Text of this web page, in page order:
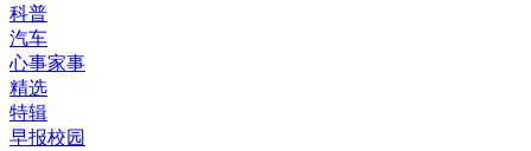
科普
汽车
心事家事
精选
特辑
早报校园